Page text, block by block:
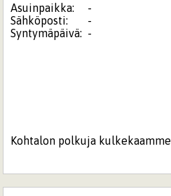
Asuinpaikka:
-
Sähköposti:
-
Syntymäpäivä: -
Kohtalon polkuja kulkekaamme.